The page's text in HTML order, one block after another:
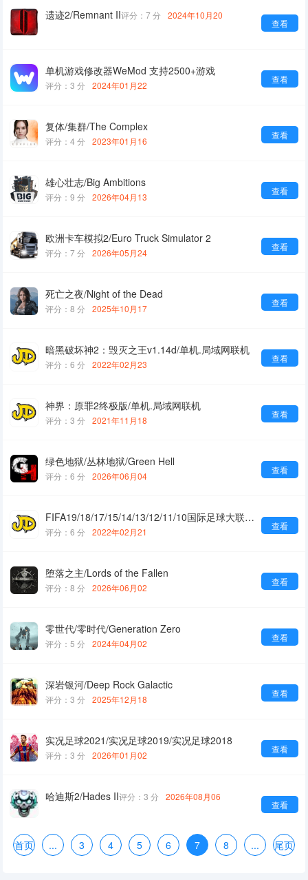
遗迹2/Remnant II
查看
评分：7 分 2024年10月20
单机游戏修改器WeMod 支持2500+游戏
查看
评分：3 分 2024年01月22
复体/集群/The Complex
查看
评分：4 分 2023年01月16
雄心壮志/Big Ambitions
查看
评分：9 分 2026年04月13
欧洲卡车模拟2/Euro Truck Simulator 2
查看
评分：7 分 2026年05月24
死亡之夜/Night of the Dead
查看
评分：8 分 2025年10月17
暗黑破坏神2：毁灭之王v1.14d/单机.局域网联机
查看
评分：6 分 2022年02月23
神界：原罪2终极版/单机.局域网联机
查看
评分：3 分 2021年11月18
绿色地狱/丛林地狱/Green Hell
查看
评分：6 分 2026年06月04
FIFA19/18/17/15/14/13/12/11/10国际足球大联盟全家桶
查看
评分：6 分 2022年02月21
堕落之主/Lords of the Fallen
查看
评分：8 分 2026年06月02
零世代/零时代/Generation Zero
查看
评分：5 分 2024年04月02
深岩银河/Deep Rock Galactic
查看
评分：3 分 2025年12月18
实况足球2021/实况足球2019/实况足球2018
查看
评分：3 分 2026年01月02
哈迪斯2/Hades II
查看
评分：3 分 2026年08月06
首页 ... 3 4 5 6 7 8 ... 尾页